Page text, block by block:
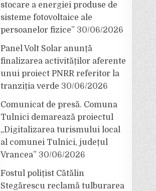
stocare a energiei produse de
sisteme fotovoltaice ale
persoanelor fizice” 30/06/2026
Panel Volt Solar anunță
finalizarea activităților aferente
unui proiect PNRR referitor la
tranziția verde 30/06/2026
Comunicat de presă. Comuna
Tulnici demarează proiectul
„Digitalizarea turismului local
al comunei Tulnici, județul
Vrancea” 30/06/2026
Fostul polițist Cătălin
Stegărescu reclamă tulburarea